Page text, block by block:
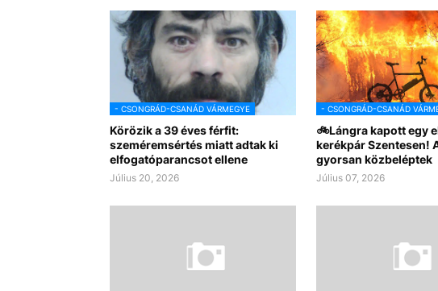
- CSONGRÁD-CSANÁD VÁRMEGYE
Körözik a 39 éves férfit:
szeméremsértés miatt adtak ki
elfogatóparancsot ellene
Július 20, 2026
- CSONGRÁD-CSANÁD
🚲Lángra kapott egy
kerékpár Szentesen!
gyorsan közbeléptek
Július 07, 2026